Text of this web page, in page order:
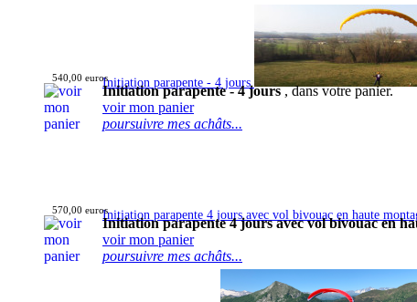
Initiation parapente - 4 jours
540,00 euros
Initiation parapente - 4 jours, dans votre panier.
voir mon panier
poursuivre mes achâts...
Initiation parapente 4 jours avec vol bivouac en haute
570,00 euros
Initiation parapente 4 jours avec vol bivouac en
voir mon panier
poursuivre mes achâts...